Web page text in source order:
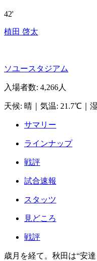
42'
植田 啓太
ソユースタジアム
入場者数: 4,266人
天候: 晴 気温: 21.7℃
サマリー
ラインナップ
戦評
試合速報
スタッツ
見どころ
戦評
歳月を経て。秋田は“安